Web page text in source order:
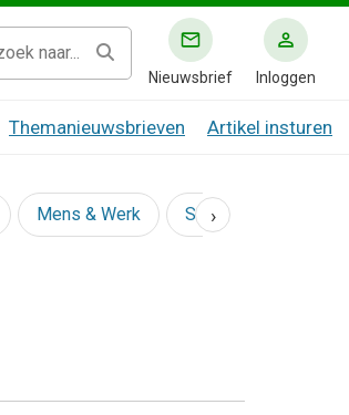
Nieuwsbrief Inloggen
Themanieuwsbrieven Artikel insturen
Mens & Werk Social
›